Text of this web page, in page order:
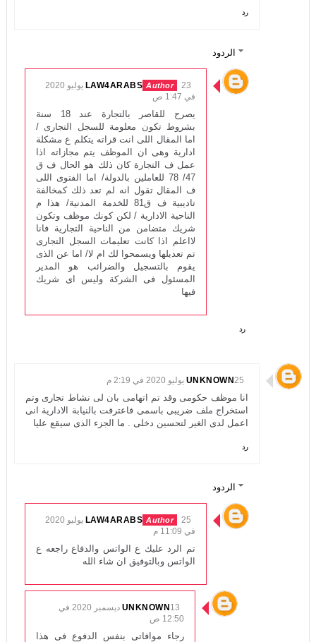
رد
الردود
LAW4ARABS
23 يوليو 2020
في 1:47 ص
يصرح للقاصر بالتجارة عند 18 سنة
بشروط تكون معلومة للسجل التجارى /
اما المقال اللى انت قراته يتكلم ع مشكلة
ادارية وهى ان الموظف يتم مجازاته اذا
عمل ف التجارة كان ذلك هو الحال ف ق
47/ 78 للعاملين بالدولة/ اما الفتوى اللى
ف المقال تقول انه لم تعد ذلك كمخالفة
تاديبية ف ق81 للخدمة المدنية/ هذا م
الناحية الادارية / لكن كونك موظف وتكون
شريك متضامن من الناحية التجارية فانا
لااعلم اذا كانت تعليمات السجل التجارى
تم تعديلها ويسمحوا لك ام لا/ اما عن الذى
يقوم بالتسجيل والضرائب هو المدير
المسئول فى الشركة وليس اى شريك
فيها
رد
UNKNOWN25 يوليو 2020 في 2:19 م
انا موظف حكومى وقد تم اتهامى بان لى نشاط تجارى وتم
استخراج ملف ضريبى باسمى فاعترفت بالنيابة الادارية انى
اعمل لدى الغير لتحسين دخلى . ما الجزء الذى سيقع عليا
رد
الردود
LAW4ARABS
25 يوليو 2020
في 11:09 م
تم الرد عليك ع الواتس والدفاع راجعه ع
الواتس وبالتوفيق ان شاء الله
UNKNOWN
13 ديسمبر 2020 في
12:50 ص
رجاء موافاتى بنفس الدفوع فى هذا